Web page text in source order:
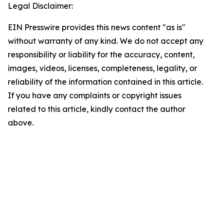
Legal Disclaimer:
EIN Presswire provides this news content "as is"
without warranty of any kind. We do not accept any
responsibility or liability for the accuracy, content,
images, videos, licenses, completeness, legality, or
reliability of the information contained in this article.
If you have any complaints or copyright issues
related to this article, kindly contact the author
above.